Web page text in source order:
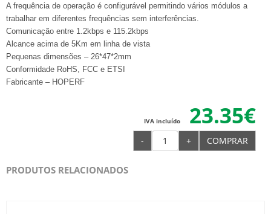
A frequência de operação é configurável permitindo vários módulos a
trabalhar em diferentes frequências sem interferências.
Comunicação entre 1.2kbps e 115.2kbps
Alcance acima de 5Km em linha de vista
Pequenas dimensões – 26*47*2mm
Conformidade RoHS, FCC e ETSI
Fabricante – HOPERF
23.35€
IVA incluído
- + COMPRAR
PRODUTOS RELACIONADOS